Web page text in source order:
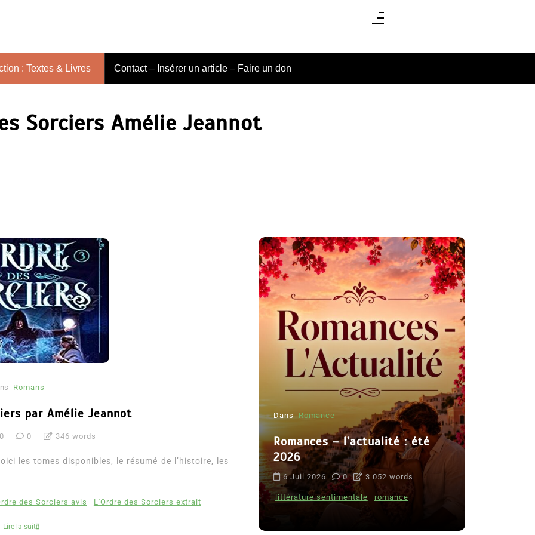
: Textes & Livres Contact – Insérer un article – Faire un don
Sorciers Amélie Jeannot
Romans
par Amélie Jeannot
0 346 words
les tomes disponibles, le résumé de l’histoire, les
des Sorciers avis L'Ordre des Sorciers extrait
Lire la suite
8 Juil 2026 0 4 779 words
Dans Romance
Romances – l’actualité : été
2026
6 Juil 2026 0 3 052 words
littérature sentimentale romance